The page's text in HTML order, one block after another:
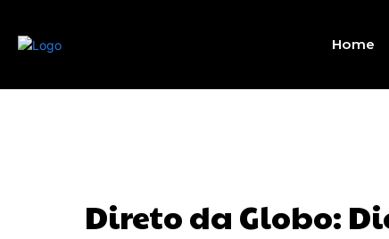
Home
Direto da Globo: